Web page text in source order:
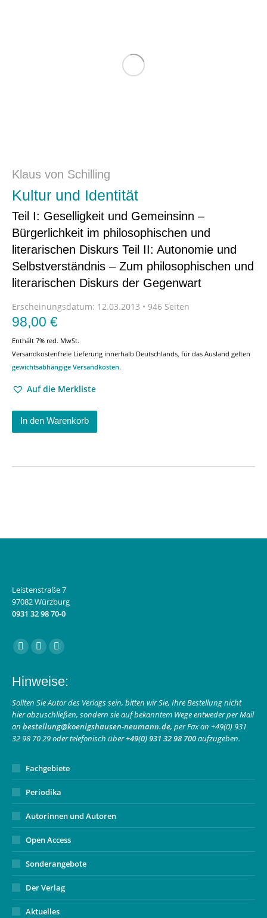
Klaus von Schilling
Kultur und Identität
Teil I: Geselligkeit und Gemeinsinn –
Bürgerlichkeit im philosophischen und
literarischen Diskurs Teil II: Autonomie und
Selbstverständnis – Zum philosophischen und
literarischen Diskurs der Gegenwart
Erscheinungsdatum: 12.03.2013 • 946 Seiten
98,00 €
Enthält 7% red. MwSt.
Versandkostenfreie Lieferung innerhalb Deutschlands, für das Ausland gelten
gewichtsabhängige Versandkosten.
Auf die Merkliste
In den Warenkorb
Leistenstraße 7
97082 Würzburg
0931 32 98 70-0
Finden Sie uns auf:
Facebook
opens
in
new
window
Instagram
opens
in
new
window
E-
page
opens
in
new
window
Hinweise:
Sollten Sie Autor des Verlags sein, bitten wir Sie, Ihre Bestellung nicht
hier abzuschließen, sondern sie auf bekanntem Wege entweder per Mail
an bestellung@koenigshausen-neumann.de, per Fax an +49(0) 931
32 98 70 29 oder telefonisch über+49(0) 931 32 98 700aufzugeben.
Fachgebiete
Periodika
Autorinnen und Autoren
Open Access
Sonderangebote
Der Verlag
Aktuelles